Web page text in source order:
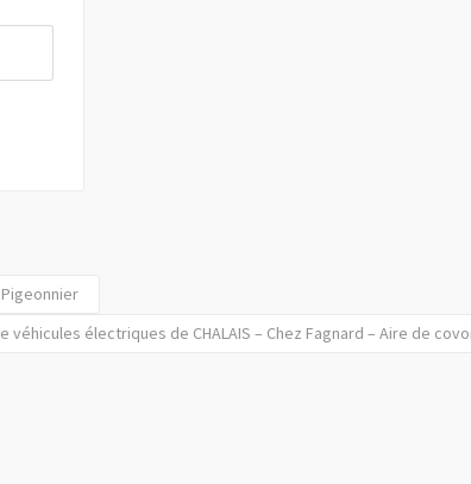
véhicules électriques de CHALAIS – Chez Fagnard – Aire de